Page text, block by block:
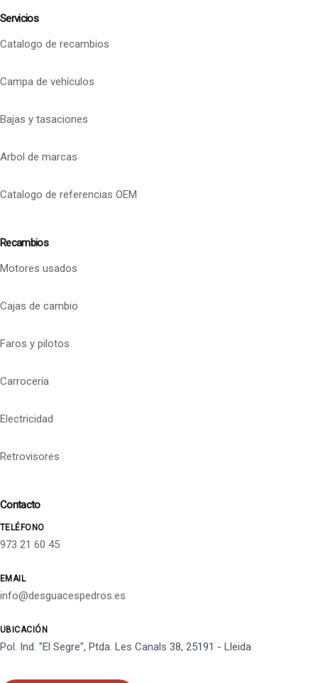
Servicios
Catalogo de recambios
Campa de vehículos
Bajas y tasaciones
Arbol de marcas
Catalogo de referencias OEM
Recambios
Motores usados
Cajas de cambio
Faros y pilotos
Carrocería
Electricidad
Retrovisores
Contacto
TELÉFONO
973 21 60 45
EMAIL
info@desguacespedros.es
UBICACIÓN
Pol. Ind. "El Segre", Ptda. Les Canals 38, 25191 - Lleida